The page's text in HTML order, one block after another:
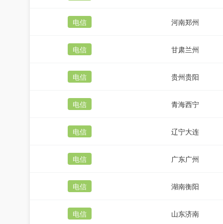
电信 河南郑州
电信 甘肃兰州
电信 贵州贵阳
电信 青海西宁
电信 辽宁大连
电信 广东广州
电信 湖南衡阳
电信 山东济南